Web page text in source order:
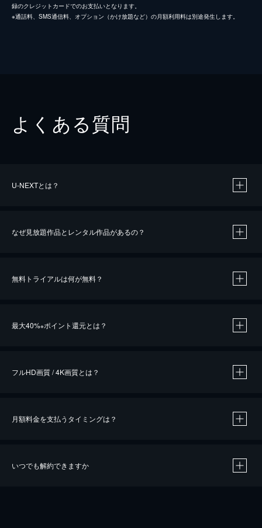
録のクレジットカードでのお支払いとなります。
※通話料、SMS通信料、オプション（かけ放題など）の月額利用料は別途発生します。
よくある質問
U-NEXTとは？
なぜ見放題作品とレンタル作品があるの？
無料トライアルは何が無料？
最大40%※ポイント還元とは？
※40％ポイント還元の対象は、クレジットカード決済による作品の購入 / レンタルです。
iOSアプリのUコイン決済による作品の購入 / レンタルは、20％のポイント還元です。
フルHD画質 / 4K画質とは？
月額料金を支払うタイミングは？
いつでも解約できますか